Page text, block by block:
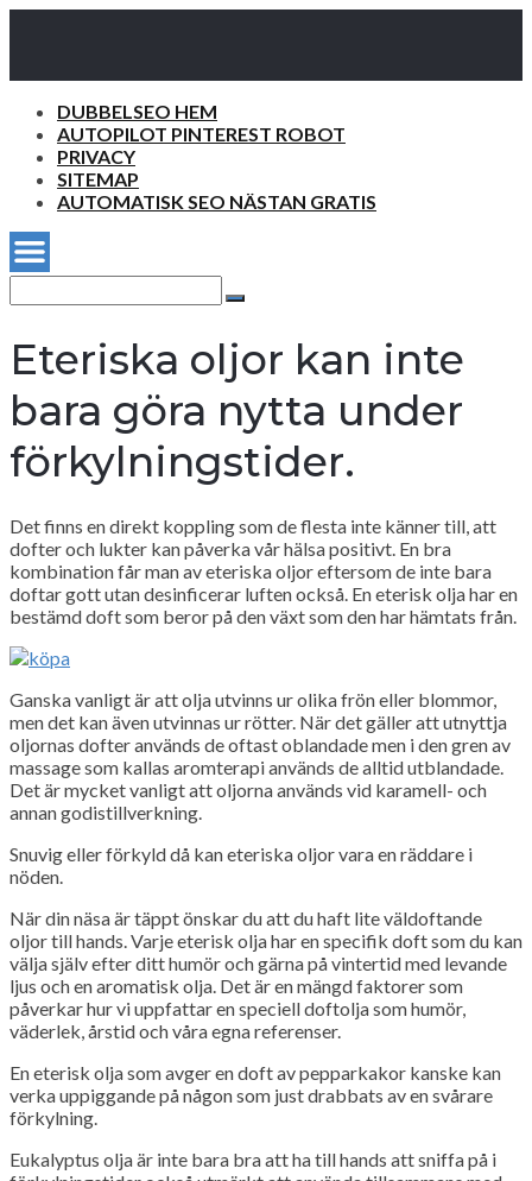
DUBBELSEO HEM
AUTOPILOT PINTEREST ROBOT
PRIVACY
SITEMAP
AUTOMATISK SEO NÄSTAN GRATIS
for:
Search
Eteriska oljor kan inte
bara göra nytta under
förkylningstider.
Det finns en direkt koppling som de flesta inte känner till, att
dofter och lukter kan påverka vår hälsa positivt. En bra
kombination får man av eteriska oljor eftersom de inte bara
doftar gott utan desinficerar luften också. En eterisk olja har en
bestämd doft som beror på den växt som den har hämtats från.
Ganska vanligt är att olja utvinns ur olika frön eller blommor,
men det kan även utvinnas ur rötter. När det gäller att utnyttja
oljornas dofter används de oftast oblandade men i den gren av
massage som kallas aromterapi används de alltid utblandade.
Det är mycket vanligt att oljorna används vid karamell- och
annan godistillverkning.
Snuvig eller förkyld då kan eteriska oljor vara en räddare i
nöden.
När din näsa är täppt önskar du att du haft lite väldoftande
oljor till hands. Varje eterisk olja har en specifik doft som du kan
välja själv efter ditt humör och gärna på vintertid med levande
ljus och en aromatisk olja. Det är en mängd faktorer som
påverkar hur vi uppfattar en speciell doftolja som humör,
väderlek, årstid och våra egna referenser.
En eterisk olja som avger en doft av pepparkakor kanske kan
verka uppiggande på någon som just drabbats av en svårare
förkylning.
Eukalyptus olja är inte bara bra att ha till hands att sniffa på i